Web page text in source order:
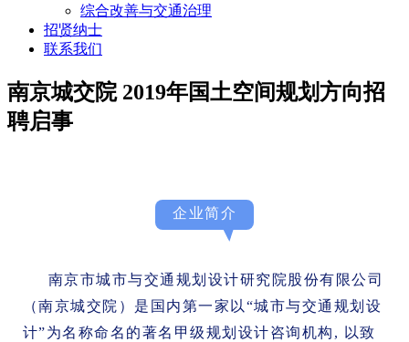
综合改善与交通治理
招贤纳士
联系我们
南京城交院 2019年国土空间规划方向招
聘启事
企业简介
南京市城市与交通规划设计研究院股份有限公司
（南京城交院）是国内第一家以“城市与交通规划设
计”为名称命名的著名甲级规划设计咨询机构, 以致